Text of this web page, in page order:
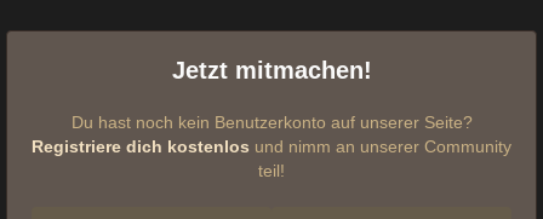
Jetzt mitmachen!
Du hast noch kein Benutzerkonto auf unserer Seite?
Registriere dich kostenlos und nimm an unserer Community
teil!